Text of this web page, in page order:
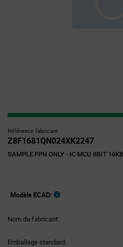
Référence fabricant
Z8F1681QN024XK2247
SAMPLE FPN ONLY - IC MCU 8BIT
Modèle ECAD:
Nom du fabricant:
Emballage standard: